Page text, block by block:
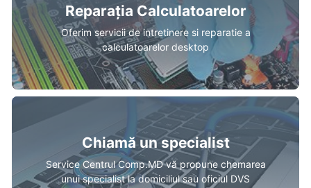
Reparația Calculatoarelor
Oferim servicii de intretinere si reparatie a
calculatoarelor desktop
Chiamă un specialist
Service Centrul Comp.MD vă propune chemarea
unui specialist la domiciliul sau oficiul DVS